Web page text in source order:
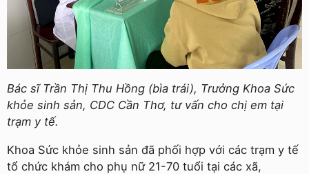
Bác sĩ Trần Thị Thu Hồng (bìa trái), Trưởng Khoa Sức
khỏe sinh sản, CDC Cần Thơ, tư vấn cho chị em tại
trạm y tế.
Khoa Sức khỏe sinh sản đã phối hợp với các trạm y tế
tổ chức khám cho phụ nữ 21-70 tuổi tại các xã,